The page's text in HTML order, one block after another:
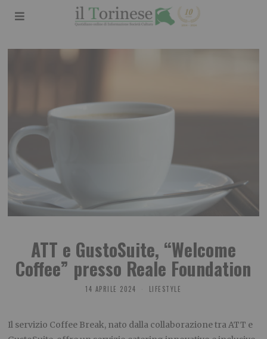
ATT e GustoSuite, “Welcome
Coffee” presso Reale Foundation
14 APRILE 2024 LIFESTYLE
Il servizio Coffee Break, nato dalla collaborazione tra ATT e